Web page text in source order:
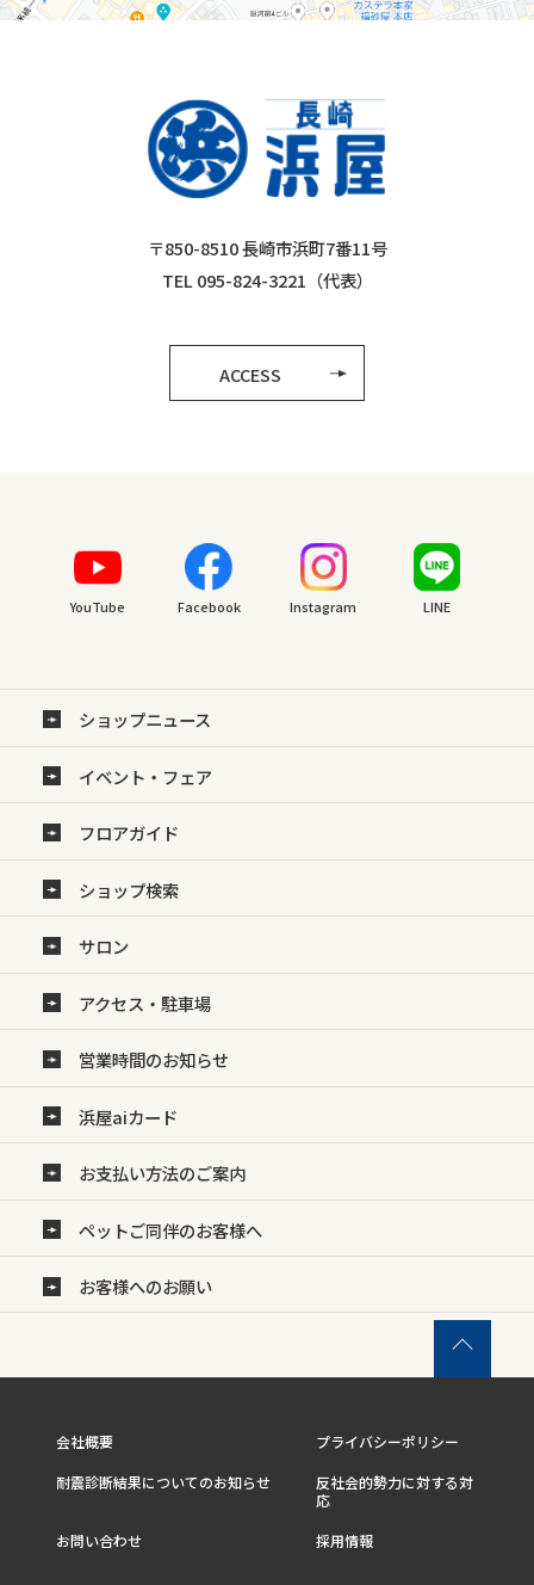
〒850-8510 長崎市浜町7番11号
TEL 095-824-3221（代表）
ACCESS
YouTube Facebook Instagram LINE
ショップニュース
イベント・フェア
フロアガイド
ショップ検索
サロン
アクセス・駐車場
営業時間のお知らせ
浜屋aiカード
お支払い方法のご案内
ペットご同伴のお客様へ
お客様へのお願い
会社概要
プライバシーポリシー
耐震診断結果についてのお知らせ
反社会的勢力に対する対
応
お問い合わせ
採用情報